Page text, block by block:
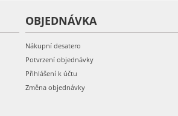
OBJEDNÁVKA
Nákupní desatero
Potvrzení objednávky
Přihlášení k účtu
Změna objednávky